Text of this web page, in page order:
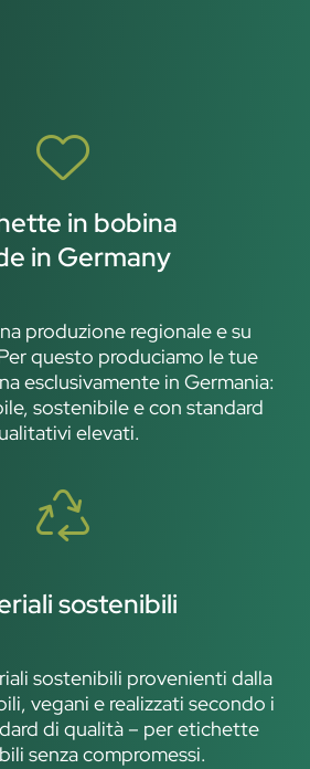
in bobina
in Germany
produzione regionale e su
questo produciamo le tue
esclusivamente in Germania:
sostenibile e con standard
elevati.
sostenibili
sostenibili provenienti dalla
vegani e realizzati secondo i
di qualità – per etichette
senza compromessi.